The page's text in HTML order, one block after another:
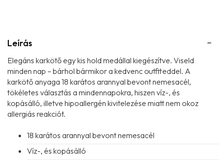
Leírás
Elegáns karkötő egy kis hold medállal kiegészítve. Viseld
minden nap – bárhol bármikor a kedvenc outfiteddel. A
karkötő anyaga 18 karátos arannyal bevont nemesacél,
tökéletes választás a mindennapokra, hiszen víz-, és
kopásálló, illetve hipoallergén kivitelezése miatt nem okoz
allergiás reakciót.
18 karátos arannyal bevont nemesacél
Víz-, és kopásálló